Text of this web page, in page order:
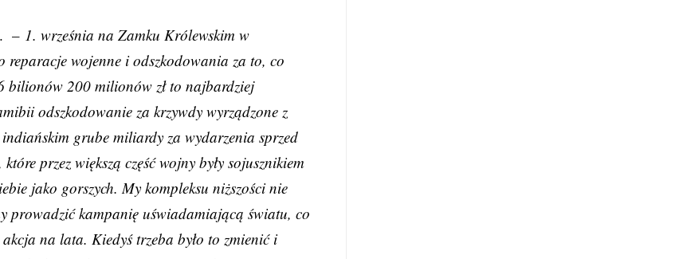
– 1. września na Zamku Królewskim w
reparacje wojenne i odszkodowania za to, co
bilionów 200 milionów zł to najbardziej
odszkodowanie za krzywdy wyrządzone z
grube miliardy za wydarzenia sprzed
przez większą część wojny były sojusznikiem
jako gorszych. My kompleksu niższości nie
prowadzić kampanię uświadamiającą światu, co
na lata. Kiedyś trzeba było to zmienić i